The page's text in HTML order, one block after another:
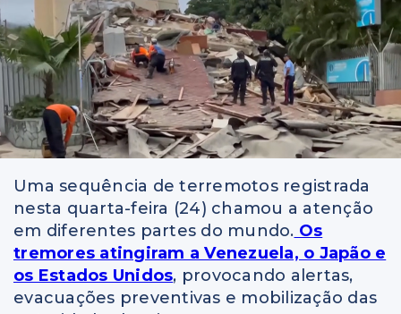
Uma sequência de terremotos registrada
nesta quarta-feira (24) chamou a atenção
em diferentes partes do mundo. Os
tremores atingiram a Venezuela, o Japão e
os Estados Unidos, provocando alertas,
evacuações preventivas e mobilização das